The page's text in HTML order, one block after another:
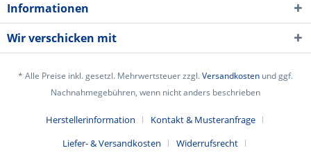
Informationen
Wir verschicken mit
* Alle Preise inkl. gesetzl. Mehrwertsteuer zzgl.Versandkosten und ggf.
Nachnahmegebühren, wenn nicht anders beschrieben
Herstellerinformation
Kontakt & Musteranfrage
Liefer- & Versandkosten
Widerrufsrecht